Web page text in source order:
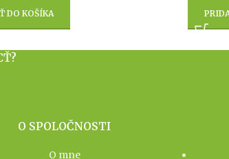
DO KOŠÍKA
O SPOLOČNOSTI
O mne